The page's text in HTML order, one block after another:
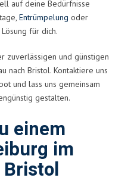
auf deine Bedürfnisse
Entrümpelung oder
für dich.
zuverlässigen und günstigen
nach Bristol. Kontaktiere uns
und lass uns gemeinsam
gestalten.
einem
im